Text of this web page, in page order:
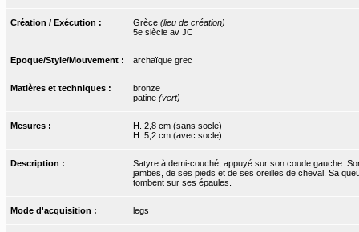
Création / Exécution : Grèce (lieu de création)
5e siècle av JC
Epoque/Style/Mouvement : archaïque grec
Matières et techniques :
bronze
patine (vert)
Mesures :
H. 2,8 cm (sans socle)
H. 5,2 cm (avec socle)
Description :
Satyre à demi-couché, appuyé sur son coude gauche.
jambes, de ses pieds et de ses oreilles de cheval. Sa
tombent sur ses épaules.
Mode d'acquisition : legs